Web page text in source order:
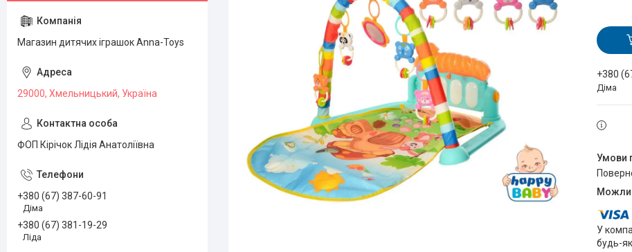
+380
Діма
У
будь-
Магазин дитячих іграшок Anna-Toys
29000, Хмельницький, Україна
ФОП Кірічок Лідія Анатоліївна
+380 (67) 387-60-91
Діма
+380 (67) 381-19-29
Ліда